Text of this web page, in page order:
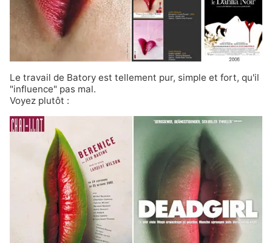
Le travail de Batory est tellement pur, simple et fort, qu'il
"influence" pas mal.
Voyez plutôt :